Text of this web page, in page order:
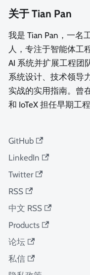
关于 Tian Pan
我是 Tian Pan，一名
人，专注于智能体工
AI 系统并扩展工程团
系统设计、技术领导
实战的实用指南。曾
和 IoTeX 担任早期工程
GitHub
LinkedIn
Twitter
RSS
中文 RSS
Products
论坛
私信